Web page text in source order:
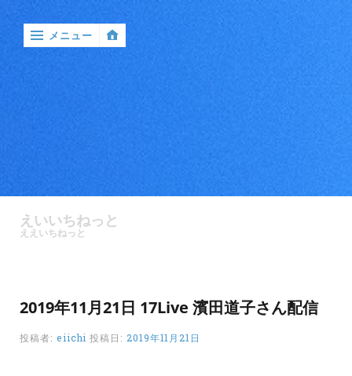
ケ
ー
ン
ル
メニュー
えいいちねっと
ええいちねっと
2019年11月21日 17Live 濱田道子さん配信
投稿者: eiichi 投稿日: 2019年11月21日